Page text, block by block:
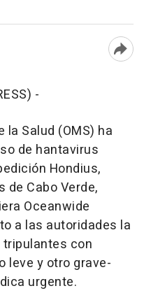
-
la Salud (OMS) ha
de hantavirus
Hondius,
Cabo Verde,
Oceanwide
a las autoridades la
con
leve y otro grave-
urgente.